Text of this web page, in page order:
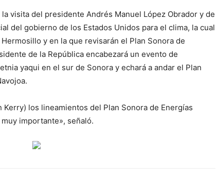
visita del presidente Andrés Manuel López Obrador y de
del gobierno de los Estados Unidos para el clima, la cual
y en la que revisarán el Plan Sonora de
de la República encabezará un evento de
yaqui en el sur de Sonora y echará a andar el Plan
los lineamientos del Plan Sonora de Energías
importante», señaló.